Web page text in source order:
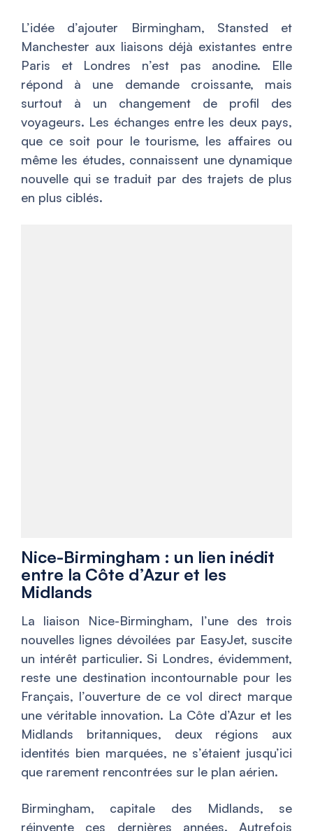
L’idée d’ajouter Birmingham, Stansted et
Manchester aux liaisons déjà existantes entre
Paris et Londres n’est pas anodine. Elle
répond à une demande croissante, mais
surtout à un changement de profil des
voyageurs. Les échanges entre les deux pays,
que ce soit pour le tourisme, les affaires ou
même les études, connaissent une dynamique
nouvelle qui se traduit par des trajets de plus
en plus ciblés.
Nice-Birmingham : un lien inédit
entre la Côte d’Azur et les
Midlands
La liaison Nice-Birmingham, l’une des trois
nouvelles lignes dévoilées par EasyJet, suscite
un intérêt particulier. Si Londres, évidemment,
reste une destination incontournable pour les
Français, l’ouverture de ce vol direct marque
une véritable innovation. La Côte d’Azur et les
Midlands britanniques, deux régions aux
identités bien marquées, ne s’étaient jusqu’ici
que rarement rencontrées sur le plan aérien.
Birmingham, capitale des Midlands, se
réinvente ces dernières années. Autrefois